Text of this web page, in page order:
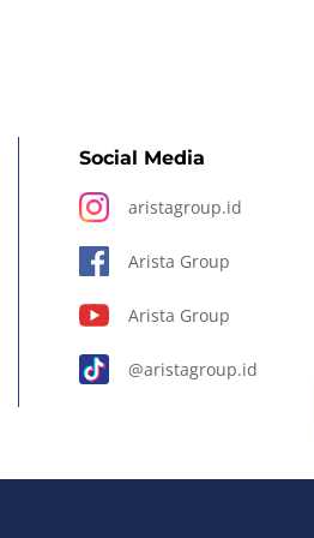
Social Media
aristagroup.id
Arista Group
Arista Group
@aristagroup.id